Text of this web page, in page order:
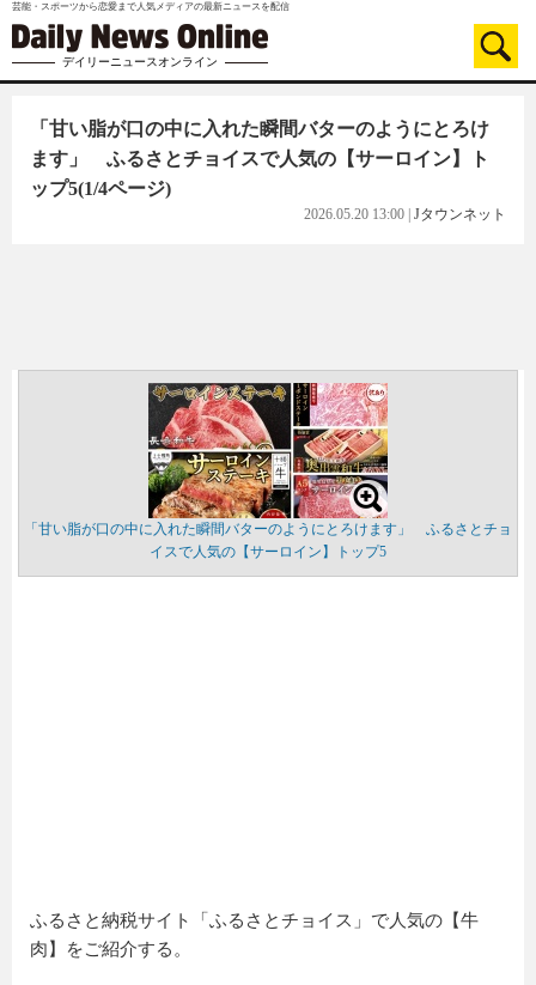
芸能・スポーツから恋愛まで人気メディアの最新ニュースを配信
デイリーニュースオンライン
「甘い脂が口の中に入れた瞬間バターのようにとろけ
ます」 ふるさとチョイスで人気の【サーロイン】ト
ップ5(1/4ページ)
2026.05.20 13:00 Jタウンネット
「甘い脂が口の中に入れた瞬間バターのようにとろけます」 ふるさとチョ
イスで人気の【サーロイン】トップ5
ふるさと納税サイト「ふるさとチョイス」で人気の【牛
肉】をご紹介する。